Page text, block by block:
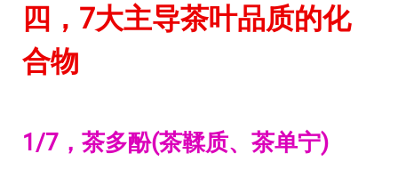
四，7大主导茶叶品质的化
合物
1/7，茶多酚(茶鞣质、茶单宁)